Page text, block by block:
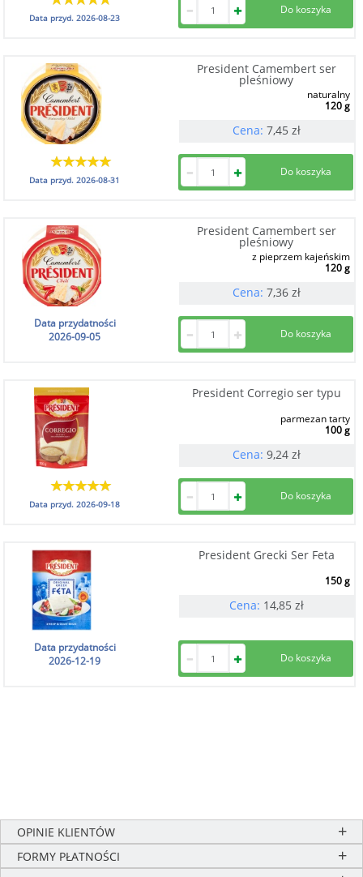
Data przyd.2026-08-23
President Camembert ser
pleśniowy
naturalny
120 g
Cena: 7,45 zł
Data przyd.2026-08-31
President Camembert ser
pleśniowy
z pieprzem kajeńskim
120 g
Cena: 7,36 zł
Data przydatności
2026-09-05
President Corregio ser typu
parmezan tarty
100 g
Cena: 9,24 zł
Data przyd.2026-09-18
President Grecki Ser Feta
150 g
Cena: 14,85 zł
Data przydatności
2026-12-19
OPINIE KLIENTÓW
FORMY PŁATNOŚCI